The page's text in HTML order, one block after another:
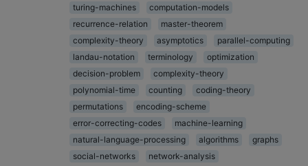
turing-machines
computation-models
recurrence-relation
master-theorem
complexity-theory
asymptotics
parallel-computing
landau-notation
terminology
optimization
decision-problem
complexity-theory
polynomial-time
counting
coding-theory
permutations
encoding-scheme
error-correcting-codes
machine-learning
natural-language-processing
algorithms
graphs
social-networks
network-analysis